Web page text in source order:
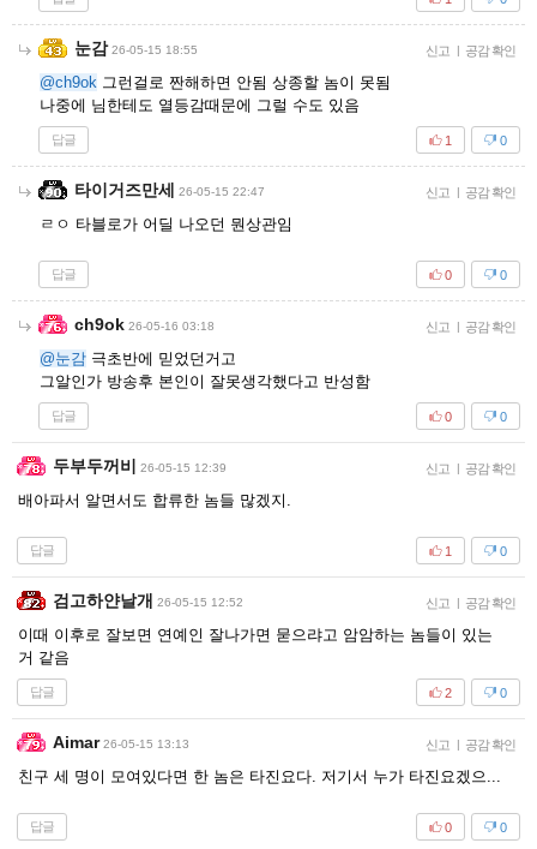
눈감 26-05-15 18:55 신고 | 공감 확인
@ch9ok 그런걸로 짠해하면 안됨 상종할 놈이 못됨
나중에 님한테도 열등감때문에 그럴 수도 있음
답글 0
1
타이거즈만세 26-05-15 22:47 신고 | 공감 확인
ㄹㅇ 타블로가 어딜 나오던 뭔상관임
답글 0
0
ch9ok 26-05-16 03:18 신고 | 공감 확인
@눈감 극초반에 믿었던거고
그알인가 방송후 본인이 잘못생각했다고 반성함
답글 0
0
두부두꺼비 26-05-15 12:39 신고 | 공감 확인
배아파서 알면서도 합류한 놈들 많겠지.
답글 0
1
검고하얀날개 26-05-15 12:52 신고 | 공감 확인
이때 이후로 잘보면 연예인 잘나가면 묻으랴고 암암하는 놈들이 있는
거 같음
답글 0
2
Aimar 26-05-15 13:13 신고 | 공감 확인
친구 세 명이 모여있다면 한 놈은 타진요다. 저기서 누가 타진요겠으...
답글 0
0